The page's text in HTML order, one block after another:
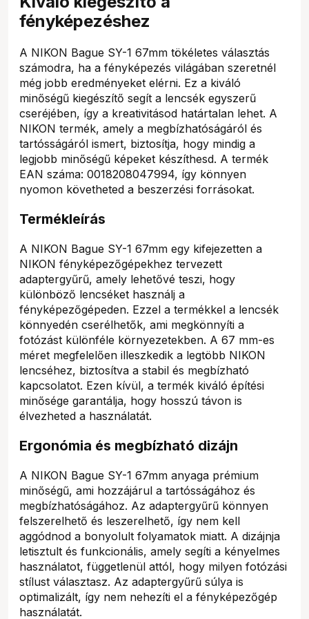
fényképezéshez
A NIKON Bague SY-1 67mm tökéletes választás
számodra, ha a fényképezés világában szeretnél
még jobb eredményeket elérni. Ez a kiváló
minőségű kiegészítő segít a lencsék egyszerű
cseréjében, így a kreativitásod határtalan lehet. A
NIKON termék, amely a megbízhatóságáról és
tartósságáról ismert, biztosítja, hogy mindig a
legjobb minőségű képeket készíthesd. A termék
EAN száma: 0018208047994, így könnyen
nyomon követheted a beszerzési forrásokat.
Termékleírás
A NIKON Bague SY-1 67mm egy kifejezetten a
NIKON fényképezőgépekhez tervezett
adaptergyűrű, amely lehetővé teszi, hogy
különböző lencséket használj a
fényképezőgépeden. Ezzel a termékkel a lencsék
könnyedén cserélhetők, ami megkönnyíti a
fotózást különféle környezetekben. A 67 mm-es
méret megfelelően illeszkedik a legtöbb NIKON
lencséhez, biztosítva a stabil és megbízható
kapcsolatot. Ezen kívül, a termék kiváló építési
minősége garantálja, hogy hosszú távon is
élvezheted a használatát.
Ergonómia és megbízható dizájn
A NIKON Bague SY-1 67mm anyaga prémium
minőségű, ami hozzájárul a tartósságához és
megbízhatóságához. Az adaptergyűrű könnyen
felszerelhető és leszerelhető, így nem kell
aggódnod a bonyolult folyamatok miatt. A dizájnja
letisztult és funkcionális, amely segíti a kényelmes
használatot, függetlenül attól, hogy milyen fotózási
stílust választasz. Az adaptergyűrű súlya is
optimalizált, így nem nehezíti el a fényképezőgép
használatát.